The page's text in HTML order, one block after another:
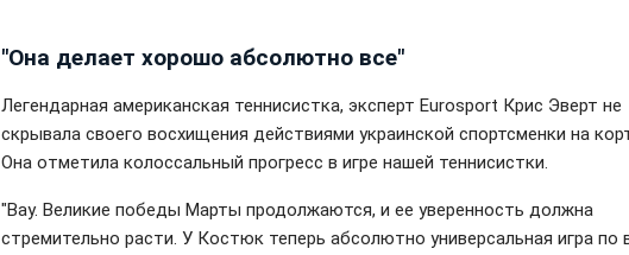
"Она делает хорошо абсолютно все"
Легендарная американская теннисистка, эксперт Eurosport Крис Эверт не
скрывала своего восхищения действиями украинской спортсменки на
Она отметила колоссальный прогресс в игре нашей теннисистки.
"Вау. Великие победы Марты продолжаются, и ее уверенность должна
стремительно расти. У Костюк теперь абсолютно универсальная игра по